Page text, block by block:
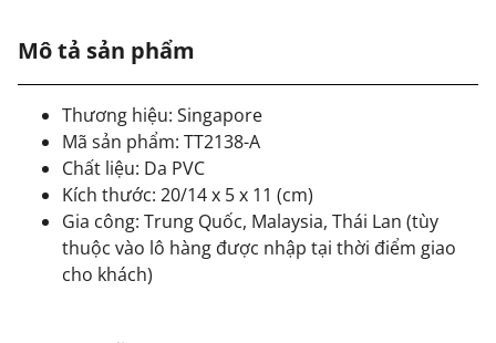
Mô tả sản phẩm
Thương hiệu: Singapore
Mã sản phẩm: TT2138-A
Chất liệu: Da PVC
Kích thước: 20/14 x 5 x 11 (cm)
Gia công: Trung Quốc, Malaysia, Thái Lan (tùy
thuộc vào lô hàng được nhập tại thời điểm giao
cho khách)